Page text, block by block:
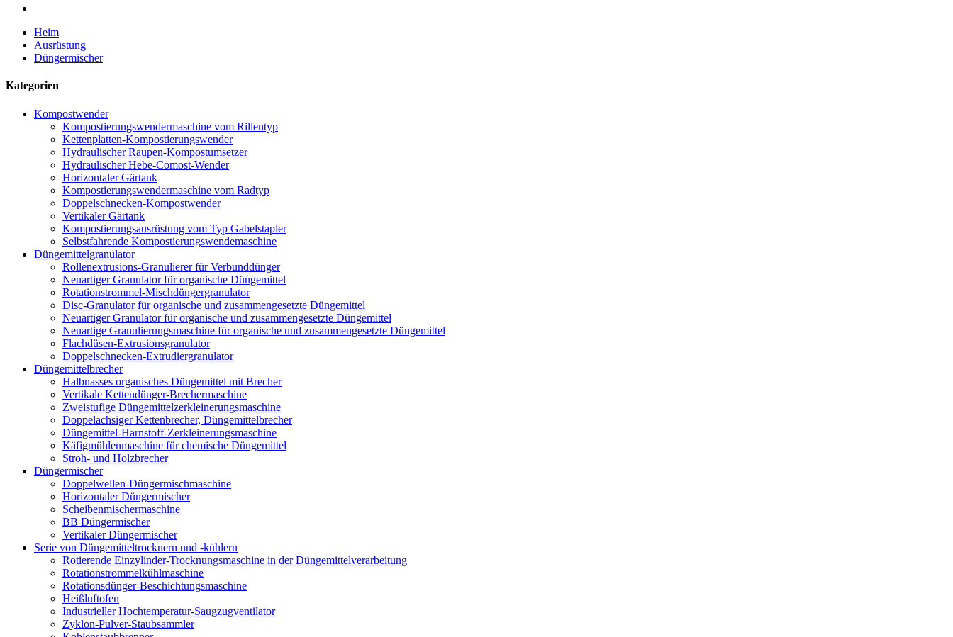
Heim
Ausrüstung
Düngermischer
Kategorien
Kompostwender
Kompostierungswendermaschine vom Rillentyp
Kettenplatten-Kompostierungswender
Hydraulischer Raupen-Kompostumsetzer
Hydraulischer Hebe-Comost-Wender
Horizontaler Gärtank
Kompostierungswendermaschine vom Radtyp
Doppelschnecken-Kompostwender
Vertikaler Gärtank
Kompostierungsausrüstung vom Typ Gabelstapler
Selbstfahrende Kompostierungswendemaschine
Düngemittelgranulator
Rollenextrusions-Granulierer für Verbunddünger
Neuartiger Granulator für organische Düngemittel
Rotationstrommel-Mischdüngergranulator
Disc-Granulator für organische und zusammengesetzte Düngemittel
Neuartiger Granulator für organische und zusammengesetzte Düngemittel
Neuartige Granulierungsmaschine für organische und zusammengesetzte Düngemittel
Flachdüsen-Extrusionsgranulator
Doppelschnecken-Extrudiergranulator
Düngemittelbrecher
Halbnasses organisches Düngemittel mit Brecher
Vertikale Kettendünger-Brechermaschine
Zweistufige Düngemittelzerkleinerungsmaschine
Doppelachsiger Kettenbrecher, Düngemittelbrecher
Düngemittel-Harnstoff-Zerkleinerungsmaschine
Käfigmühlenmaschine für chemische Düngemittel
Stroh- und Holzbrecher
Düngermischer
Doppelwellen-Düngermischmaschine
Horizontaler Düngermischer
Scheibenmischermaschine
BB Düngermischer
Vertikaler Düngermischer
Serie von Düngemitteltrocknern und -kühlern
Rotierende Einzylinder-Trocknungsmaschine in der Düngemittelverarbeitung
Rotationstrommelkühlmaschine
Rotationsdünger-Beschichtungsmaschine
Heißluftofen
Industrieller Hochtemperatur-Saugzugventilator
Zyklon-Pulver-Staubsammler